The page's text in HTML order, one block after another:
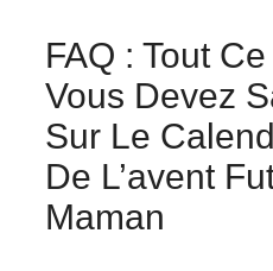
FAQ : Tout
Vous Devez
Sur Le
De L’avent
Maman